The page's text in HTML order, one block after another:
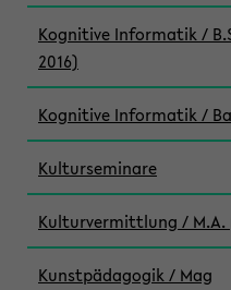
Kognitive Informatik /
2016)
Kognitive Informatik / Ba
Kulturseminare
Kulturvermittlung / M.A.
Kunstpädagogik / Mag